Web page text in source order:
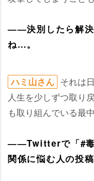
――決別したら解決
ね…。
ハミ山さん それは
人生を少しずつ取り
も取り組んでいる最中
――Twitterで「#毒
関係に悩む人の投